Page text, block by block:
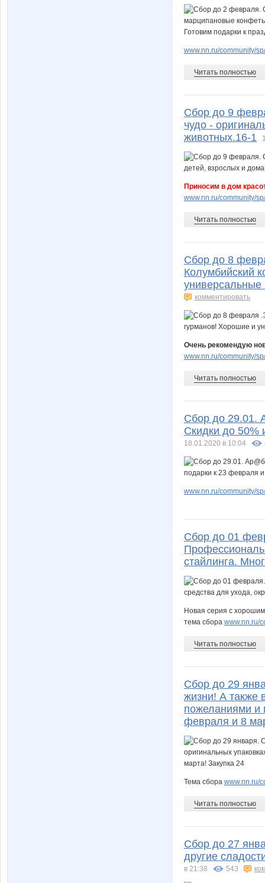
www.nn.ru/community/
Читать полностью
Сбор до 9
чудо -
животных.16-1
Приносим в дом
www.nn.ru/community/
Читать полностью
Сбор до 8
Колумбийский
комментировать
Очень рекомендую
www.nn.ru/community/
Читать полностью
Сбор до 29.01.
Скидки до 50%
18.01.2020 в 10:04
www.nn.ru/community/
Сбор до 01
стайлинга.
Новая серия с
тема сбора www.nn.ru/
Читать полностью
Сбор до 29
жизни! А также
пожеланиями и
февраля и 8
Тема сбора www.nn.ru/
Читать полностью
Сбор до 27
другие
в 21:38 543